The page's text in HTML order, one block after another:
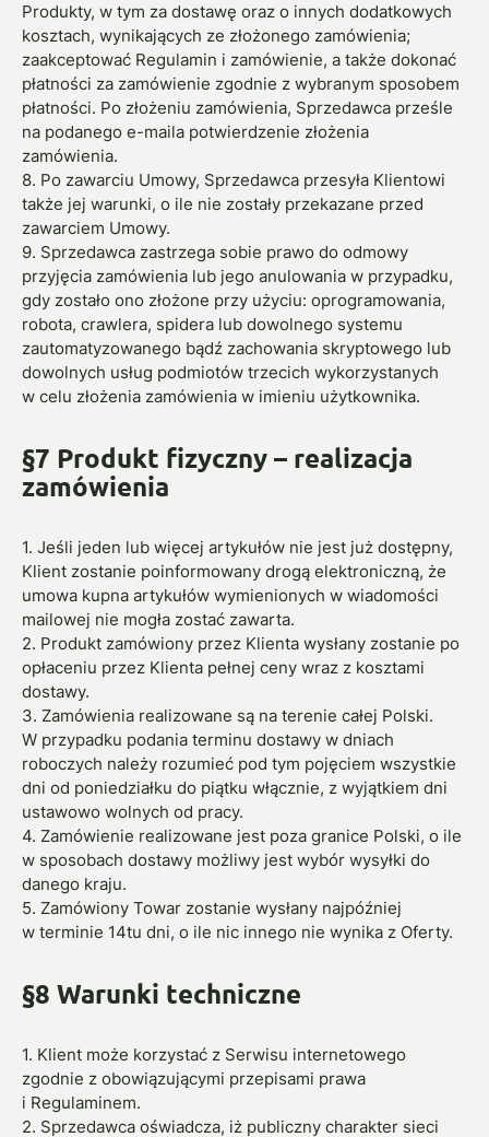
Produkty, w tym za dostawę oraz o innych dodatkowych
kosztach, wynikających ze złożonego zamówienia;
zaakceptować Regulamin i zamówienie, a także dokonać
płatności za zamówienie zgodnie z wybranym sposobem
płatności. Po złożeniu zamówienia, Sprzedawca prześle
na podanego e-maila potwierdzenie złożenia
zamówienia.
8. Po zawarciu Umowy, Sprzedawca przesyła Klientowi
także jej warunki, o ile nie zostały przekazane przed
zawarciem Umowy.
9. Sprzedawca zastrzega sobie prawo do odmowy
przyjęcia zamówienia lub jego anulowania w przypadku,
gdy zostało ono złożone przy użyciu: oprogramowania,
robota, crawlera, spidera lub dowolnego systemu
zautomatyzowanego bądź zachowania skryptowego lub
dowolnych usług podmiotów trzecich wykorzystanych
w celu złożenia zamówienia w imieniu użytkownika.
§7 Produkt fizyczny – realizacja
zamówienia
1. Jeśli jeden lub więcej artykułów nie jest już dostępny,
Klient zostanie poinformowany drogą elektroniczną, że
umowa kupna artykułów wymienionych w wiadomości
mailowej nie mogła zostać zawarta.
2. Produkt zamówiony przez Klienta wysłany zostanie po
opłaceniu przez Klienta pełnej ceny wraz z kosztami
dostawy.
3. Zamówienia realizowane są na terenie całej Polski.
W przypadku podania terminu dostawy w dniach
roboczych należy rozumieć pod tym pojęciem wszystkie
dni od poniedziałku do piątku włącznie, z wyjątkiem dni
ustawowo wolnych od pracy.
4. Zamówienie realizowane jest poza granice Polski, o ile
w sposobach dostawy możliwy jest wybór wysyłki do
danego kraju.
5. Zamówiony Towar zostanie wysłany najpóźniej
w terminie 14tu dni, o ile nic innego nie wynika z Oferty.
§8 Warunki techniczne
1. Klient może korzystać z Serwisu internetowego
zgodnie z obowiązującymi przepisami prawa
i Regulaminem.
2. Sprzedawca oświadcza, iż publiczny charakter sieci